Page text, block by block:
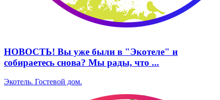
НОВОСТЬ! Вы уже были в "Экотеле" и
собираетесь снова? Мы рады, что ...
Экотель. ​Гостевой дом.